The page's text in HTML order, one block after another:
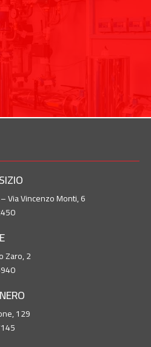
Via Vincenzo Monti, 6
Zaro, 2
129